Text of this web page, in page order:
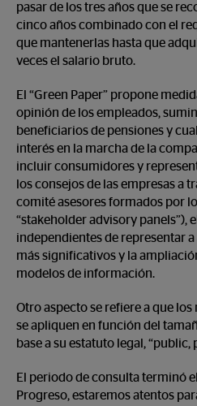
pasar de los tres años que se
cinco años combinado con el
que mantenerlas hasta que
veces el salario bruto.
El “Green Paper” propone
opinión de los empleados,
beneficiarios de pensiones y
interés en la marcha de la
incluir consumidores y
los consejos de las empresas a
comité asesores formados por
“stakeholder advisory panels”),
independientes de representar
más significativos y la
modelos de información.
Otro aspecto se refiere a que
se apliquen en función del
base a su estatuto legal, “public,
El periodo de consulta terminó
Progreso, estaremos atentos